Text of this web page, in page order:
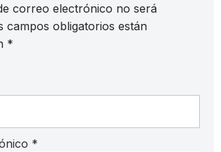
correo electrónico no será
campos obligatorios están
*
*